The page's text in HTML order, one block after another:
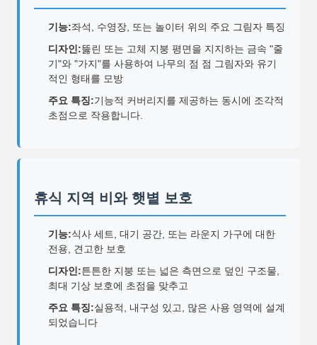
기능:좌석, 수영장, 또는 놀이터 위의 주요 그림자 특징
디자인:뚫린 또는 고체 지붕 평면을 지지하는 금속 "줄
기"와 "가지"를 사용하여 나무의 점 점 그림자와 유기
적인 형태를 모방
주요 특징:기능적 커버리지를 제공하는 동시에 조각적
초점으로 작용합니다.
휴식 지역 비와 햇볕 보호
기능:식사 세트, 대기 공간, 또는 라운지 가구에 대한
전용, 견고한 보호
디자인:튼튼한 지붕 또는 넓은 측면으로 덮인 구조물,
최대 기상 보호에 초점을 맞추고
주요 특징:실용적, 내구성 있고, 많은 사용 영역에 설계
되었습니다